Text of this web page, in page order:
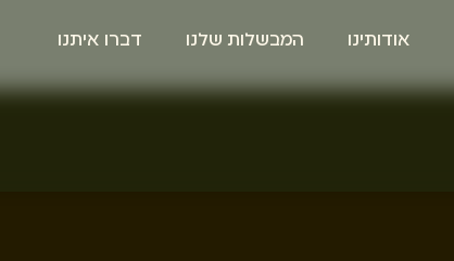
אודותינו המבשלות שלנו דברו איתנו